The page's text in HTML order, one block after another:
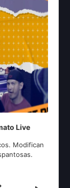
Live
Modifican